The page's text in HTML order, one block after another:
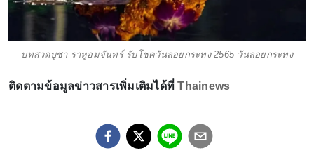
บทสวดบูชา ราหูอมจันทร์ รับโชควันลอยกระทง 2565 วันลอยกระทง
ติดตามข้อมูลข่าวสารเพิ่มเติมได้ที่Thainews